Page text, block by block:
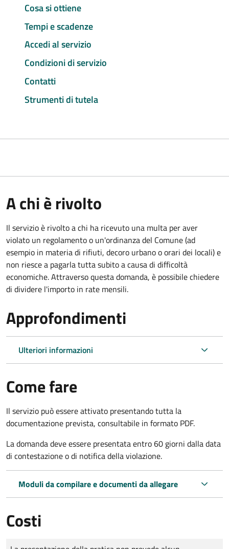
Cosa si ottiene
Tempi e scadenze
Accedi al servizio
Condizioni di servizio
Contatti
Strumenti di tutela
A chi è rivolto
Il servizio è rivolto a chi ha ricevuto una multa per aver
violato un regolamento o un'ordinanza del Comune (ad
esempio in materia di rifiuti, decoro urbano o orari dei locali) e
non riesce a pagarla tutta subito a causa di difficoltà
economiche. Attraverso questa domanda, è possibile chiedere
di dividere l'importo in rate mensili.
Approfondimenti
Ulteriori informazioni
Come fare
Il servizio può essere attivato presentando tutta la
documentazione prevista, consultabile in formato PDF.
La domanda deve essere presentata entro 60 giorni dalla data
di contestazione o di notifica della violazione.
Moduli da compilare e documenti da allegare
Costi
Tipo di pagamento
Importo